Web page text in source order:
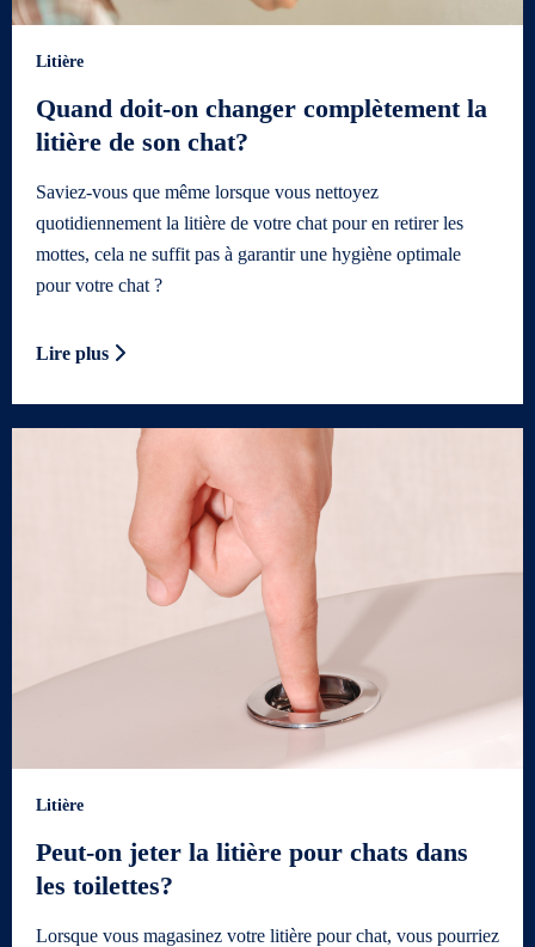
Litière
Quand doit-on changer complètement la
litière de son chat?
Saviez-vous que même lorsque vous nettoyez
quotidiennement la litière de votre chat pour en retirer les
mottes, cela ne suffit pas à garantir une hygiène optimale
pour votre chat ?
Lire plus
Litière
Peut-on jeter la litière pour chats dans
les toilettes?
Lorsque vous magasinez votre litière pour chat, vous pourriez